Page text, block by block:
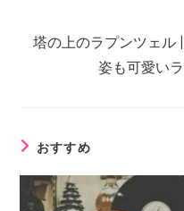
塔の上のラプンツェル
姿も可愛い
おすすめ